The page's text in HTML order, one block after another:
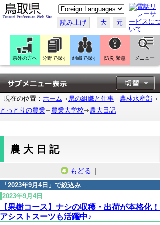
こ
の
ペ
ー
ジ
翻
訳
す
る
読み上げ 大 元
県外の方へ 分野で探す 組織で探す 防災 緊急 メニュー
現在の位置： ホーム 県の組織と仕事
農林水産部
とっとりの農業
農業大学校 農大日記
農大日記
もどる ｜
「 2023年9月4日 」で絞込み
2023年9月4日
【果樹コース】ナシの収穫・出荷が本格化！
アシストスーツも活躍中♪